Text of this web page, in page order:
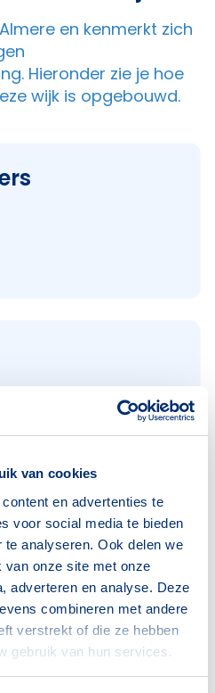
van cookies
en advertenties te
voor social media te bieden
analyseren. Ook delen we
van onze site met onze
adverteren en analyse. Deze
combineren met andere
verstrekt of die ze hebben
gebruik van hun services.
en kenmerkt zich
Hieronder zie je hoe
wijk is opgebouwd.
431
553
402
530